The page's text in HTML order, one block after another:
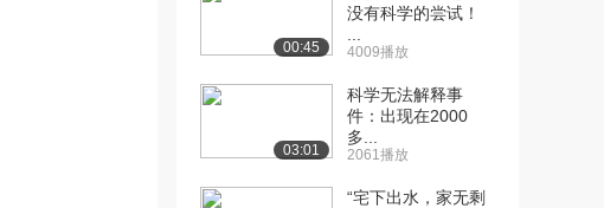
00:45
没有科学的尝试！
4009播放
03:01
科学无法解释事
件：出现在2000
多...
2061播放
“宅下出水，家无剩